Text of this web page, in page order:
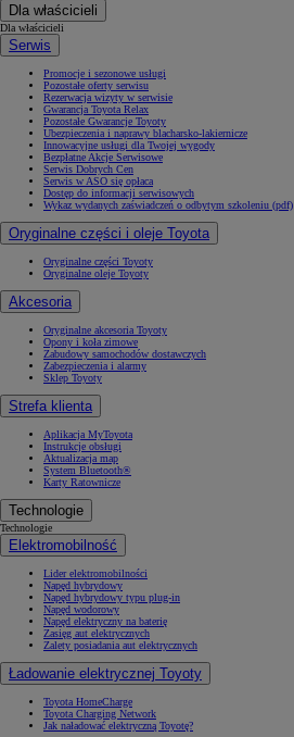
Dla właścicieli
Dla właścicieli
Serwis
Promocje i sezonowe usługi
Pozostałe oferty serwisu
Rezerwacja wizyty w serwisie
Gwarancja Toyota Relax
Pozostałe Gwarancje Toyoty
Ubezpieczenia i naprawy blacharsko-lakiernicze
Innowacyjne usługi dla Twojej wygody
Bezpłatne Akcje Serwisowe
Serwis Dobrych Cen
Serwis w ASO się opłaca
Dostęp do informacji serwisowych
Wykaz wydanych zaświadczeń o odbytym szkoleniu (pdf)
Oryginalne części i oleje Toyota
Oryginalne części Toyoty
Oryginalne oleje Toyoty
Akcesoria
Oryginalne akcesoria Toyoty
Opony i koła zimowe
Zabudowy samochodów dostawczych
Zabezpieczenia i alarmy
Sklep Toyoty
Strefa klienta
Aplikacja MyToyota
Instrukcje obsługi
Aktualizacja map
System Bluetooth®
Karty Ratownicze
Technologie
Technologie
Elektromobilność
Lider elektromobilności
Napęd hybrydowy
Napęd hybrydowy typu plug-in
Napęd wodorowy
Napęd elektryczny na baterię
Zasięg aut elektrycznych
Zalety posiadania aut elektrycznych
Ładowanie elektrycznej Toyoty
Toyota HomeCharge
Toyota Charging Network
Jak naładować elektryczną Toyotę?